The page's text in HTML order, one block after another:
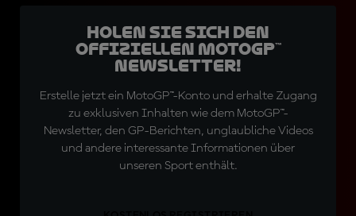
Holen Sie sich den
offiziellen MotoGP™
Newsletter!
Erstelle jetzt ein MotoGP™-Konto und erhalte Zugang
zu exklusiven Inhalten wie dem MotoGP™-
Newsletter, den GP-Berichten, unglaubliche Videos
und andere interessante Informationen über
unseren Sport enthält.